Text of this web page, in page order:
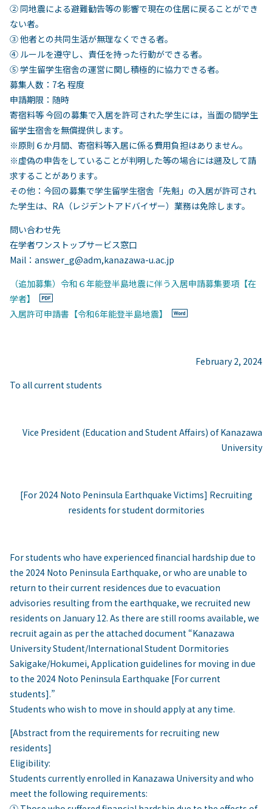
② 同地震による避難勧告等の影響で現在の住居に戻ることができ
ない者。
③ 他者との共同⽣活が無理なくできる者。
④ ルールを遵守し、責任を持った⾏動ができる者。
⑤ 学⽣留学⽣宿舎の運営に関し積極的に協⼒できる者。
募集⼈数：7名 程度
申請期限：随時
寄宿料等 今回の募集で⼊居を許可された学⽣には，当⾯の間学生
留学生宿舎を無償提供します。
※原則６か月間、寄宿料等入居に係る費用負担はありません。
※虚偽の申告をしていることが判明した等の場合には遡及して請
求することがあります。
その他：今回の募集で学⽣留学⽣宿舎「先魁」の⼊居が許可され
た学⽣は、RA（レジデントアドバイザー）業務は免除します。
問い合わせ先
在学者ワンストップサービス窓⼝
Mail：answer_g@adm,kanazawa-u.ac.jp
（追加募集）令和６年能登半島地震に伴う入居申請募集要項【在
学者】
入居許可申請書【令和6年能登半島地震】
February 2, 2024
To all current students
Vice President (Education and Student Affairs) of Kanazawa
University
[For 2024 Noto Peninsula Earthquake Victims] Recruiting
residents for student dormitories
For students who have experienced financial hardship due to
the 2024 Noto Peninsula Earthquake, or who are unable to
return to their current residences due to evacuation
advisories resulting from the earthquake, we recruited new
residents on January 12. As there are still rooms available, we
recruit again as per the attached document “Kanazawa
University Student/International Student Dormitories
Sakigake/Hokumei, Application guidelines for moving in due
to the 2024 Noto Peninsula Earthquake [For current
students].”
Students who wish to move in should apply at any time.
[Abstract from the requirements for recruiting new
residents]
Eligibility:
Students currently enrolled in Kanazawa University and who
meet the following requirements: